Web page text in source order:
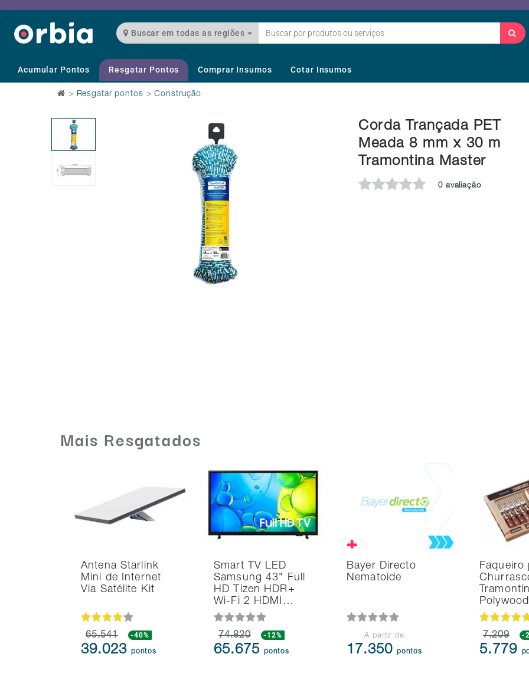
Buscar em todas as regiões
Acumular Pontos Resgatar Pontos Comprar Insumos Cotar Insumos
> Resgatar pontos >Construção
Corda Trançada PET
Meada 8 mm x 30 m
Tramontina Master
0 avaliação
Mais Resgatados
Antena Starlink
Mini de Internet
Via Satélite Kit
65.541 -40%
39.023pontos
Smart TV LED
Samsung 43" Full
HD Tizen HDR+
Wi-Fi 2 HDMI…
74.820 -12%
65.675pontos
Bayer Directo
Nematoide
A partir de
17.350pontos
Faqueiro
7.209 -
5.779